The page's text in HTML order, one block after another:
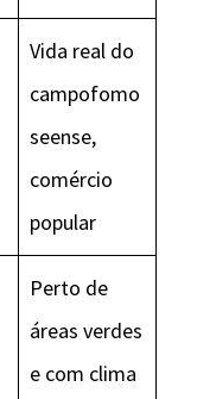
Vida real do
campofomo
seense,
comércio
popular
Perto de
áreas verdes
e com clima